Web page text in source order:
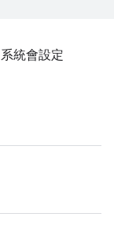
統會設定